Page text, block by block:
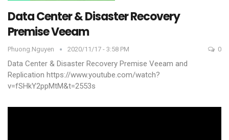
Data Center & Disaster Recovery
Premise Veeam
Phuong.nguyen 2020/11/17 - 3:58 PM 0
Data Center & Disaster Recovery Premise Veeam and
Replication https://www.youtube.com/watch?
v=fSHkY2ppMtM&t=2553s